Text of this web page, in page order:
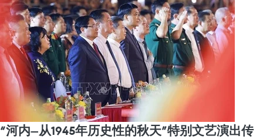
“河内—从1945年历史性的秋天”特别文艺演出传